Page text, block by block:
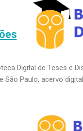
Digital de Teses e
São Paulo, acervo